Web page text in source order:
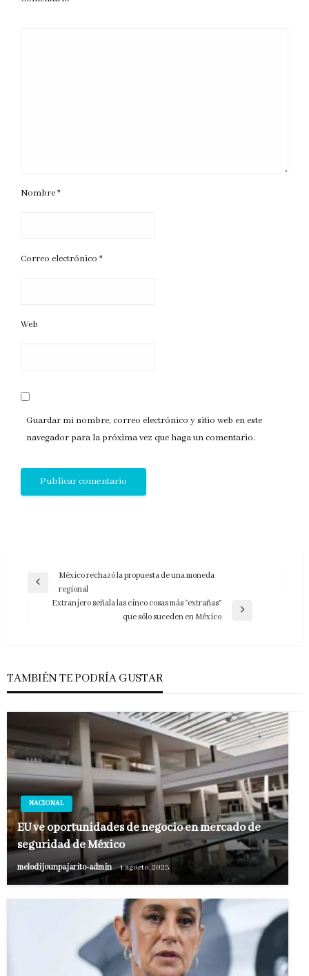
Nombre*
Correo electrónico *
Web
Guardar mi nombre, correo electrónico y sitio web en este
navegador para la próxima vez que haga un comentario.
Navegación
anterior
México rechazó la propuesta de una moneda
regional
Extranjero señala las cinco cosas más “extrañas”
que sólo suceden en México
TAMBIÉN TE PODRÍA GUSTAR
NACIONAL
EU ve oportunidades de negocio en mercado de
seguridad de México
melodijounpajarito-admin 1 agosto, 2023